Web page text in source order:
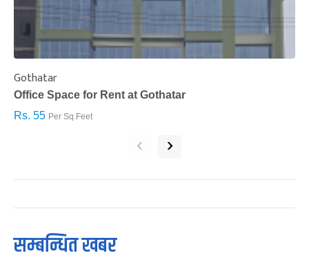
Gothatar
Office Space for Rent at Gothatar
Rs. 55 Per Sq.Feet
‹ ›
सम्बन्धित खबर